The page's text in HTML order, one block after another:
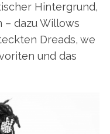
Hintergrund,
– dazu Willows
Dreads, we
und das